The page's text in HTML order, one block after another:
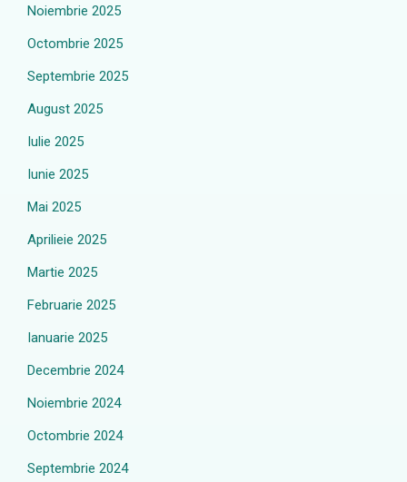
Noiembrie 2025
Octombrie 2025
Septembrie 2025
August 2025
Iulie 2025
Iunie 2025
Mai 2025
Aprilieie 2025
Martie 2025
Februarie 2025
Ianuarie 2025
Decembrie 2024
Noiembrie 2024
Octombrie 2024
Septembrie 2024